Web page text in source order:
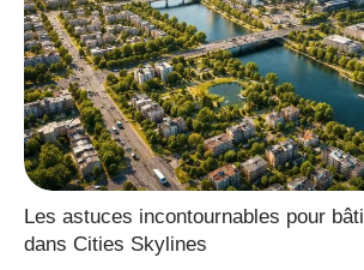
Les astuces incontournables pour
dans Cities Skylines